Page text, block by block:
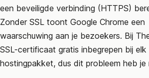
een beveiligde verbinding (HTTPS)
Zonder SSL toont Google Chrome een
waarschuwing aan je bezoekers. Bij
SSL-certificaat gratis inbegrepen bij elk
hostingpakket, dus dit probleem heb je